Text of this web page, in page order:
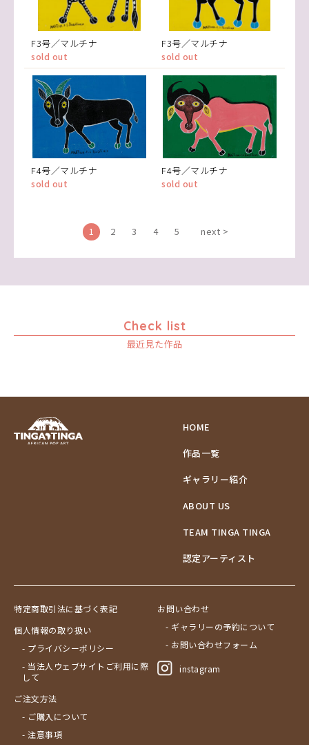
F3号／マルチナ
sold out
F3号／マルチナ
sold out
F4号／マルチナ
sold out
F4号／マルチナ
sold out
1 2 3 4 5 next >
Check list
最近見た作品
HOME
作品一覧
ギャラリー紹介
ABOUT US
TEAM TINGA TINGA
認定アーティスト
特定商取引法に基づく表記
個人情報の取り扱い
- プライバシーポリシー
- 当法人ウェブサイトご利用に際
して
ご注文方法
- ご購入について
- 注意事項
お問い合わせ
- ギャラリーの予約について
- お問い合わせフォーム
instagram